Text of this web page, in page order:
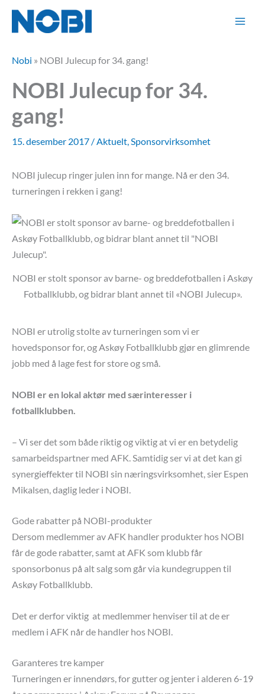
Hopp
innholdet
Nobi » NOBI Julecup for 34. gang!
NOBI Julecup for 34.
gang!
15. desember 2017 /Aktuelt,Sponsorvirksomhet
NOBI julecup ringer julen inn for mange. Nå er den 34.
turneringen i rekken i gang!
NOBI er stolt sponsor av barne- og breddefotballen i Askøy
Fotballklubb, og bidrar blant annet til «NOBI Julecup».
NOBI er utrolig stolte av turneringen som vi er
hovedsponsor for, og Askøy Fotballklubb gjør en glimrende
jobb med å lage fest for store og små.
NOBI er en lokal aktør med særinteresser i
fotballklubben.
– Vi ser det som både riktig og viktig at vi er en betydelig
samarbeidspartner med AFK. Samtidig ser vi at det kan gi
synergieffekter til NOBI sin næringsvirksomhet, sier Espen
Mikalsen, daglig leder i NOBI.
Gode rabatter på NOBI-produkter
Dersom medlemmer av AFK handler produkter hos NOBI
får de gode rabatter, samt at AFK som klubb får
sponsorbonus på alt salg som går via kundegruppen til
Askøy Fotballklubb.
Det er derfor viktig at medlemmer henviser til at de er
medlem i AFK når de handler hos NOBI.
Garanteres tre kamper
Turneringen er innendørs, for gutter og jenter i alderen 6-19